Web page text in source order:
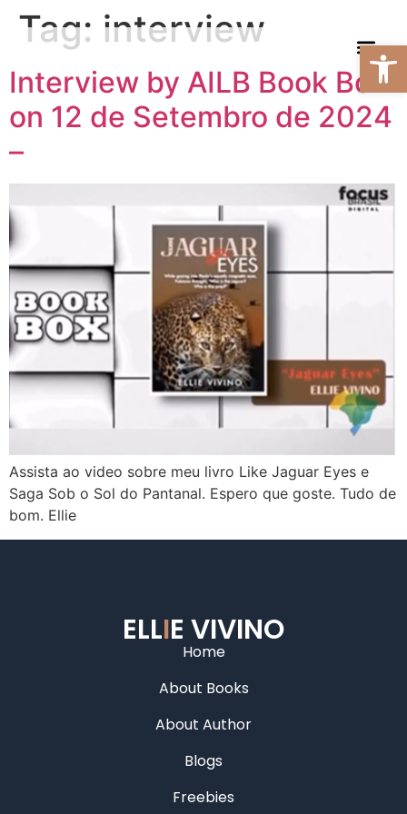
Tag: interview
Interview by AILB Book Box
on 12 de Setembro de 2024
–
Assista ao video sobre meu livro Like Jaguar Eyes e
Saga Sob o Sol do Pantanal. Espero que goste. Tudo de
bom. Ellie
ELLIE VIVINO
Home
About Books
About Author
Blogs
Freebies